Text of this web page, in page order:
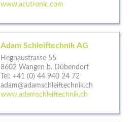
www.acutronic.com
Adam Schleiftechnik AG
Hegnaustrasse 55
8602 Wangen b. Dübendorf
Tel: +41 (0) 44 940 24 72
adam@adamschleiftechnik.ch
www.adamschleiftechnik.ch